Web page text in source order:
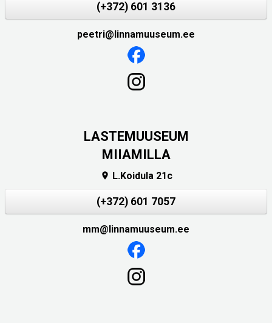
(+372) 601 3136
peetri@linnamuuseum.ee
LASTEMUUSEUM
MIIAMILLA
 L.Koidula 21c
(+372) 601 7057
mm@linnamuuseum.ee